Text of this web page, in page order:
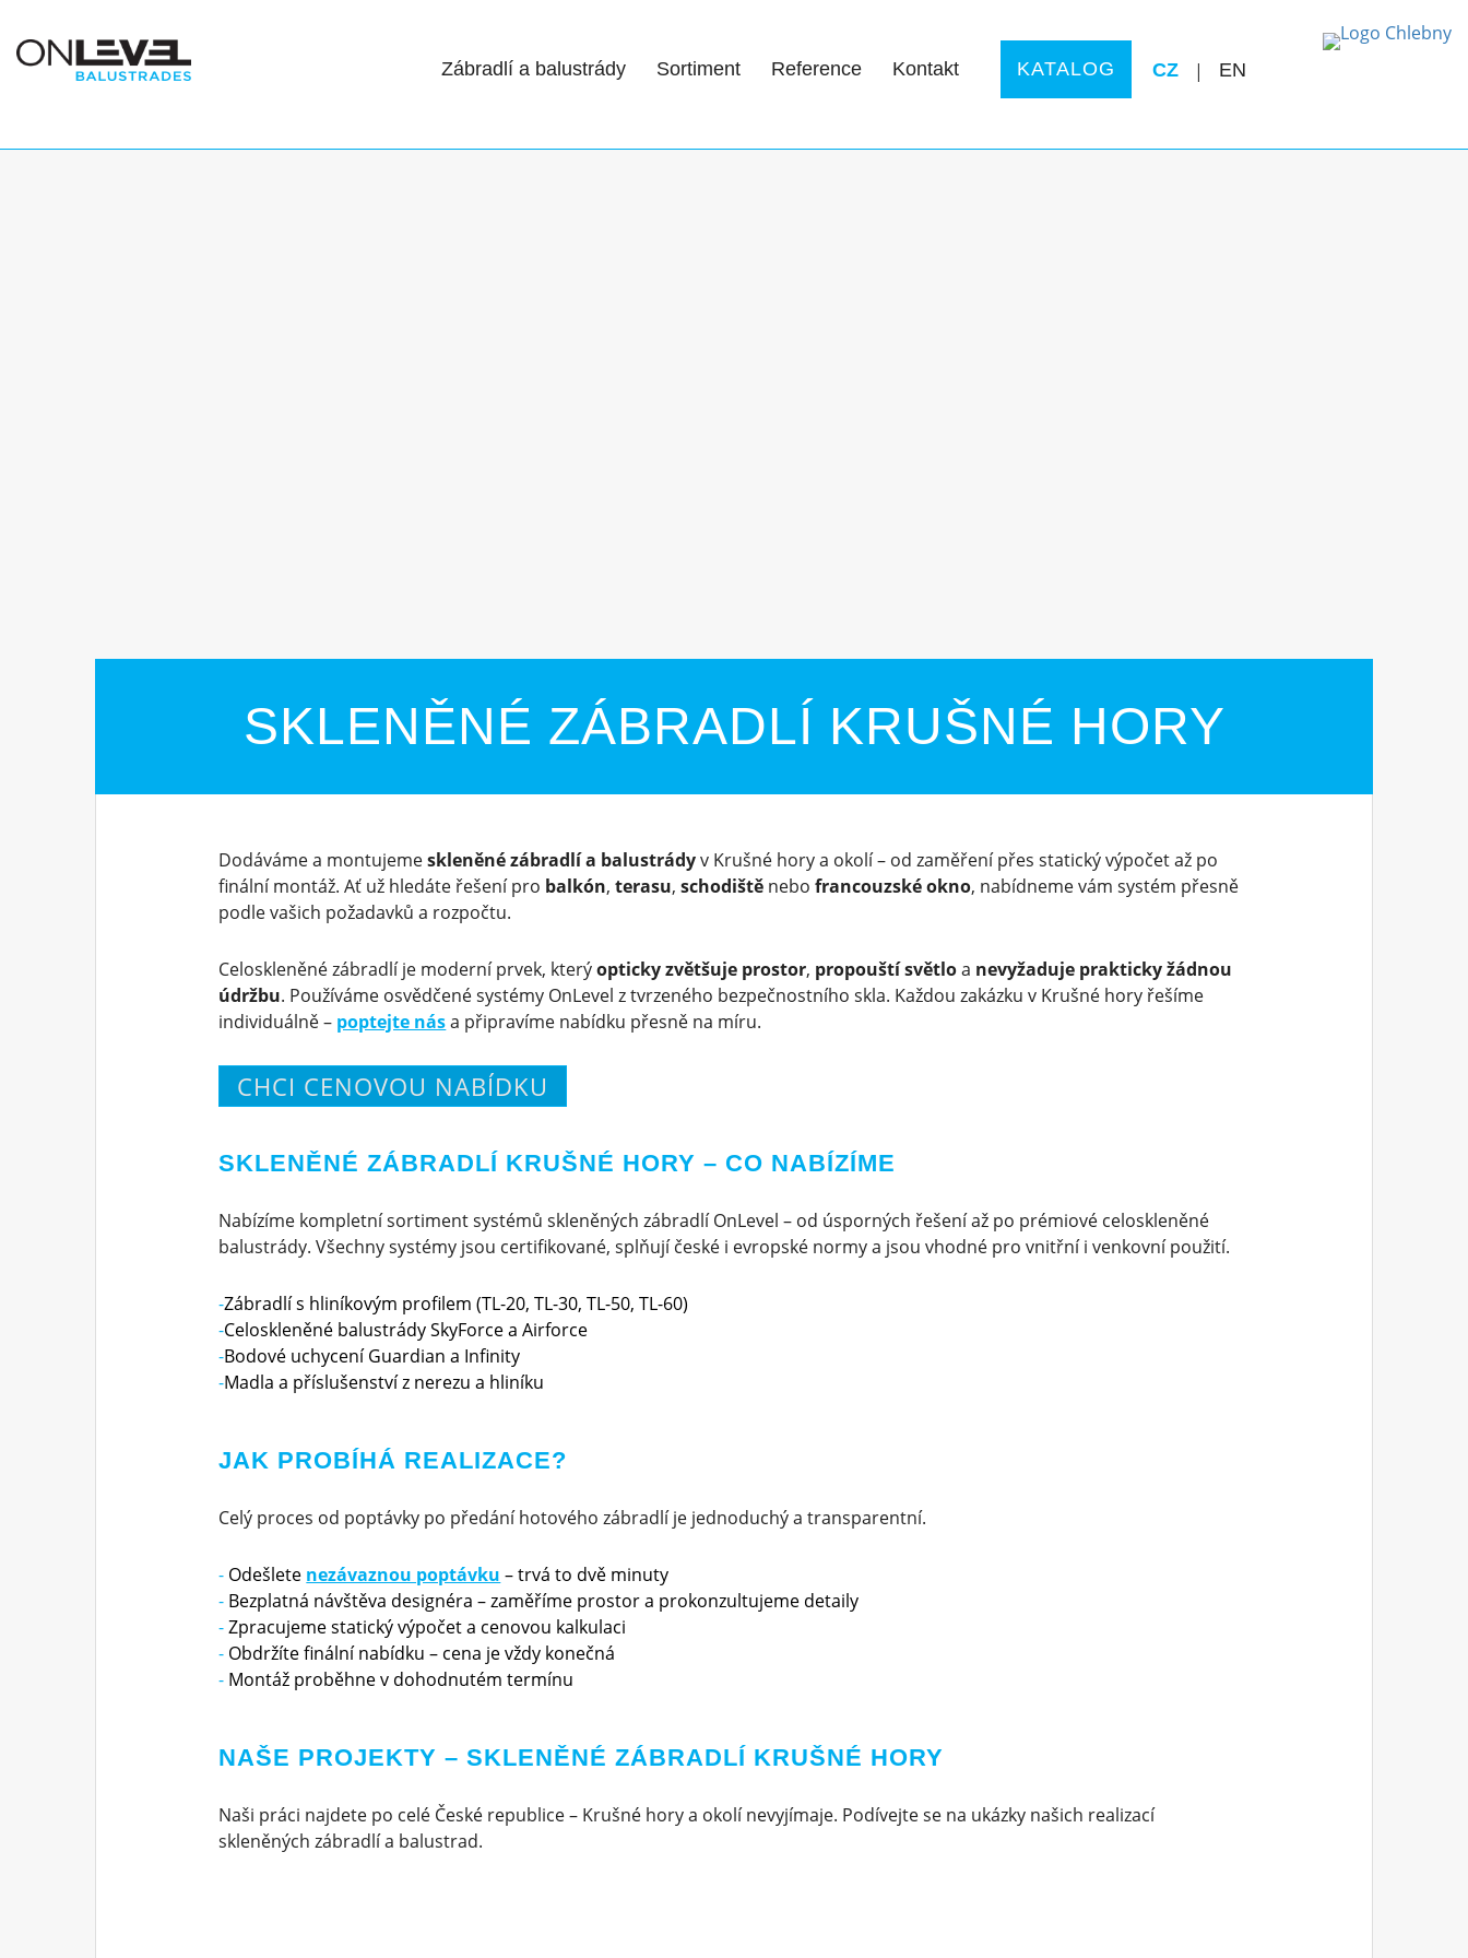
Zábradlí a balustrády Sortiment Reference Kontakt KATALOG CZ | EN
SKLENĚNÉ ZÁBRADLÍ KRUŠNÉ HORY
Dodáváme a montujemeskleněné zábradlí a balustrádyv Krušné hory a okolí – od zaměření přes statický výpočet až po
finální montáž. Ať už hledáte řešení pro balkón,terasu,schodiště nebofrancouzské okno, nabídneme vám systém přesně
podle vašich požadavků a rozpočtu.
Celoskleněné zábradlí je moderní prvek, kterýopticky zvětšuje prostor, propouští světloa nevyžaduje prakticky žádnou
údržbu. Používáme osvědčené systémy OnLevel z tvrzeného bezpečnostního skla. Každou zakázku v Krušné hory řešíme
individuálně – poptejte nása připravíme nabídku přesně na míru.
CHCI CENOVOU NABÍDKU
SKLENĚNÉ ZÁBRADLÍ KRUŠNÉ HORY – CO NABÍZÍME
Nabízíme kompletní sortiment systémů skleněných zábradlí OnLevel – od úsporných řešení až po prémiové celoskleněné
balustrády. Všechny systémy jsou certifikované, splňují české i evropské normy a jsou vhodné pro vnitřní i venkovní použití.
Zábradlí s hliníkovým profilem (TL-20, TL-30, TL-50, TL-60)
Celoskleněné balustrády SkyForce a Airforce
Bodové uchycení Guardian a Infinity
Madla a příslušenství z nerezu a hliníku
JAK PROBÍHÁ REALIZACE?
Celý proces od poptávky po předání hotového zábradlí je jednoduchý a transparentní.
Odešlete nezávaznou poptávku – trvá to dvě minuty
Bezplatná návštěva designéra – zaměříme prostor a prokonzultujeme detaily
Zpracujeme statický výpočet a cenovou kalkulaci
Obdržíte finální nabídku – cena je vždy konečná
Montáž proběhne v dohodnutém termínu
NAŠE PROJEKTY – SKLENĚNÉ ZÁBRADLÍ KRUŠNÉ HORY
Naši práci najdete po celé České republice – Krušné hory a okolí nevyjímaje. Podívejte se na ukázky našich realizací
skleněných zábradlí a balustrad.